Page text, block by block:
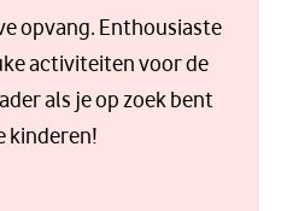
opvang. Enthousiaste
activiteiten voor de
als je op zoek bent
kinderen!